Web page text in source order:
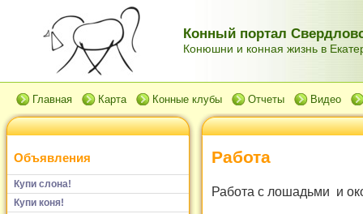
Конный портал
Конюшни и конная жизнь в
Главная Карта Конные клубы Отчеты Видео
Объявления
Купи слона!
Купи коня!
Работа
Работа с лошадьми и